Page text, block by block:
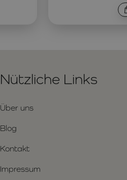
Nützliche Links
Über uns
Blog
Kontakt
Impressum